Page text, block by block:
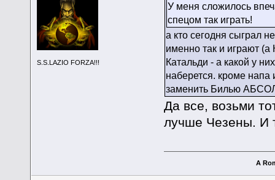
S.S.LAZIO FORZA!!!
У меня сложилось
спецом так играть!
а кто сегодня сыграл
именно так и играют
Катальди - а какой у
наберется. кроме
заменить Билью
Да все, возьми
лучше Чезены. И
A